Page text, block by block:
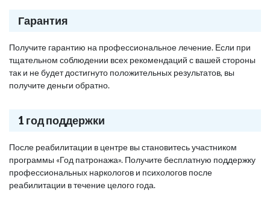
Гарантия
Получите гарантию на профессиональное лечение. Если при
тщательном соблюдении всех рекомендаций с вашей стороны
так и не будет достигнуто положительных результатов, вы
получите деньги обратно.
1 год поддержки
После реабилитации в центре вы становитесь участником
программы «Год патронажа». Получите бесплатную поддержку
профессиональных наркологов и психологов после
реабилитации в течение целого года.